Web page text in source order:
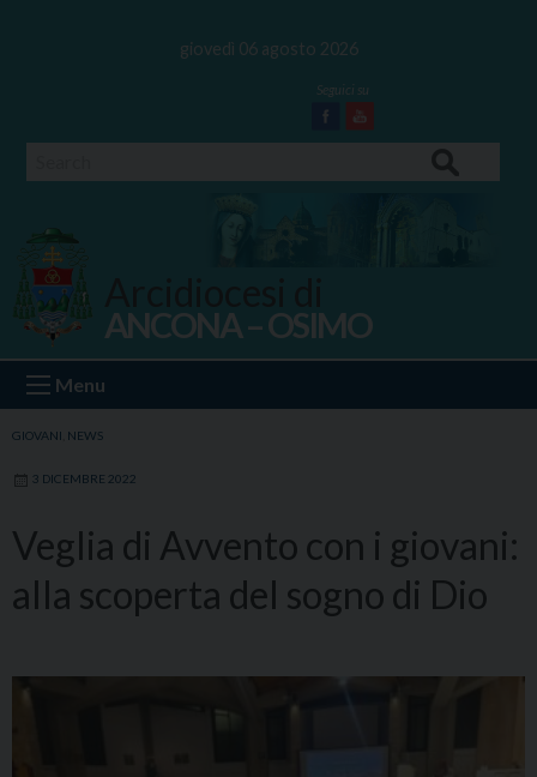
giovedì 06 agosto 2026
Facebook
Youtube
Ancona Osimo
ANCONA – OSIMO
Menu
GIOVANI NEWS
3 DICEMBRE 2022
Veglia di Avvento con i giovani:
alla scoperta del sogno di Dio